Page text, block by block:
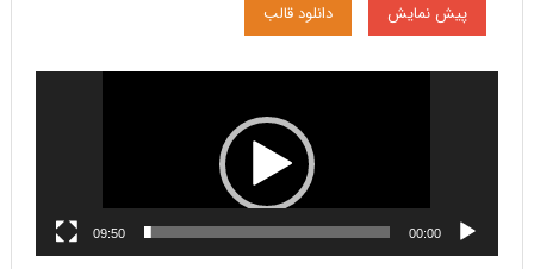
پیش نمایش دانلود قالب
00:00
09:50